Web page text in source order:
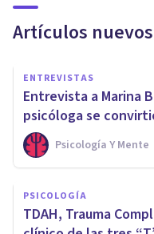
Artículos nuevos
ENTREVISTAS
Entrevista a Marina
psicóloga se
Psicología Y Mente
PSICOLOGÍA
TDAH, Trauma